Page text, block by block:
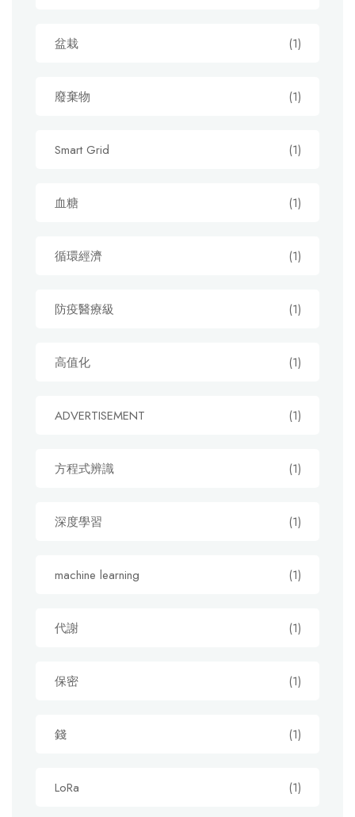
盆栽 (1)
廢棄物 (1)
Smart Grid (1)
血糖 (1)
循環經濟 (1)
防疫醫療級 (1)
高值化 (1)
ADVERTISEMENT (1)
方程式辨識 (1)
深度學習 (1)
machine learning (1)
代謝 (1)
保密 (1)
錢 (1)
LoRa (1)